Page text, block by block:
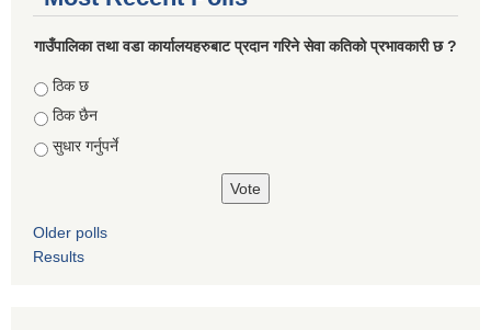
गाउँपालिका तथा वडा कार्यालयहरुबाट प्रदान गरिने सेवा कतिको प्रभावकारी छ ?
Choices
ठिक छ
ठिक छैन
सुधार गर्नुपर्ने
Older polls
Results